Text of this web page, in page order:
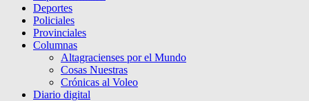
Deportes
Policiales
Provinciales
Columnas
Altagracienses por el Mundo
Cosas Nuestras
Crónicas al Voleo
Diario digital